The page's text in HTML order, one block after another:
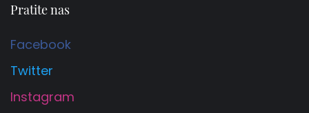
Pratite nas
Facebook
Twitter
Instagram